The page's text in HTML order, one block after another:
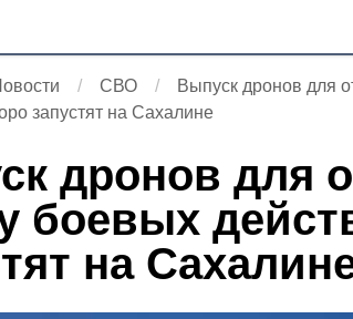
СВО
Выпуск дронов для
запустят на Сахалине
дронов для
боевых
на